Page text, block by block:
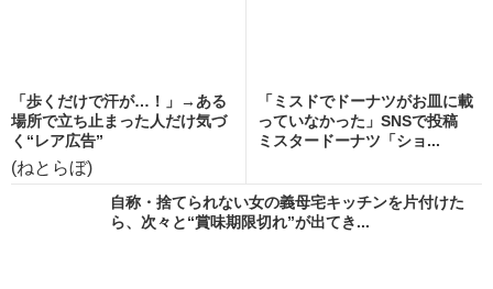
「歩くだけで汗が…！」→ある
場所で立ち止まった人だけ気づ
く“レア広告”
(ねとらぼ)
「ミスドでドーナツがお皿に載
っていなかった」SNSで投稿
ミスタードーナツ「ショ...
自称・捨てられない女の義母宅キッチンを片付けた
ら、次々と“賞味期限切れ”が出てき...